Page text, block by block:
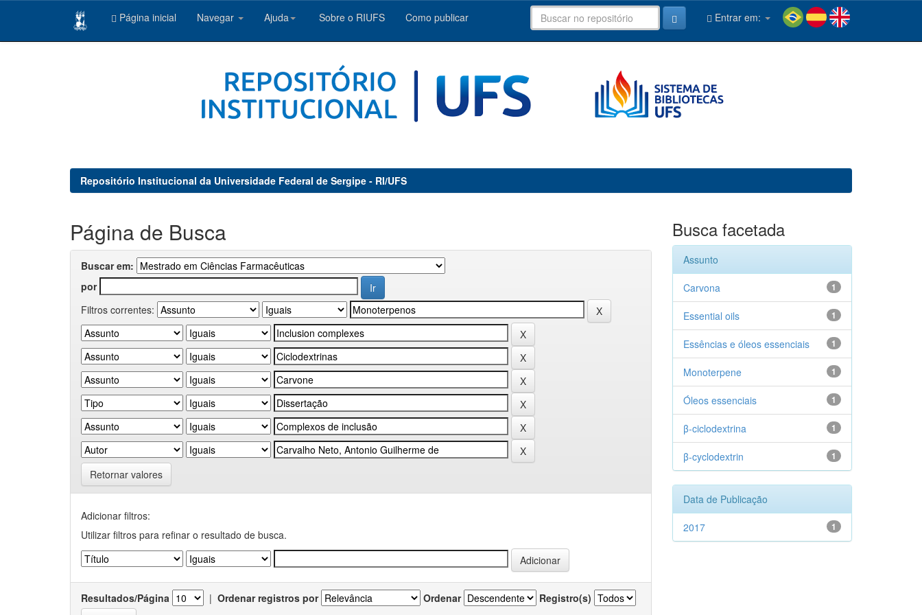
Página inicial Navegar Ajuda Sobre o RIUFS Como publicar Entrar em:
Repositório Institucional da Universidade Federal de Sergipe - RI/UFS
Página de Busca
Buscar em:
por
Filtros correntes:
Retornar valores
Adicionar filtros:
Utilizar filtros para refinar o resultado de busca.
Resultados/Página | Ordenar registros por Ordenar Registro(s)
Busca facetada
Assunto
1
Carvona
1
Essential oils
1
Essências e óleos essenciais
1
Monoterpene
1
Óleos essenciais
1
β-ciclodextrina
1
β-cyclodextrin
Data de Publicação
1
2017